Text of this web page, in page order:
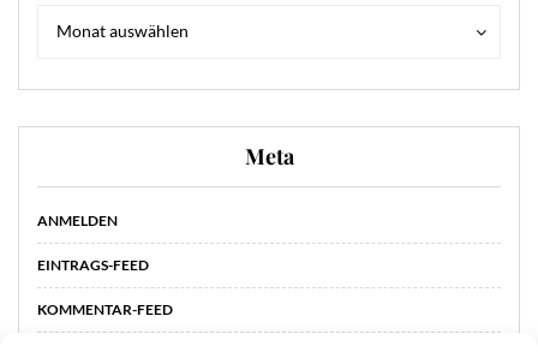
Monat auswählen
Meta
ANMELDEN
EINTRAGS-FEED
KOMMENTAR-FEED